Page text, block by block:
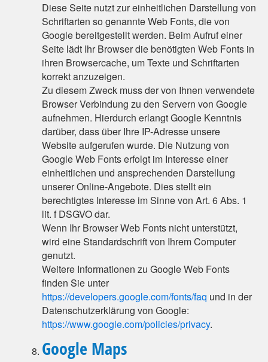
Diese Seite nutzt zur einheitlichen Darstellung von
Schriftarten so genannte Web Fonts, die von
Google bereitgestellt werden. Beim Aufruf einer
Seite lädt Ihr Browser die benötigten Web Fonts in
ihren Browsercache, um Texte und Schriftarten
korrekt anzuzeigen.
Zu diesem Zweck muss der von Ihnen verwendete
Browser Verbindung zu den Servern von Google
aufnehmen. Hierdurch erlangt Google Kenntnis
darüber, dass über Ihre IP-Adresse unsere
Website aufgerufen wurde. Die Nutzung von
Google Web Fonts erfolgt im Interesse einer
einheitlichen und ansprechenden Darstellung
unserer Online-Angebote. Dies stellt ein
berechtigtes Interesse im Sinne von Art. 6 Abs. 1
lit. f DSGVO dar.
Wenn Ihr Browser Web Fonts nicht unterstützt,
wird eine Standardschrift von Ihrem Computer
genutzt.
Weitere Informationen zu Google Web Fonts
finden Sie unter
https://developers.google.com/fonts/faq und in der
Datenschutzerklärung von Google:
https://www.google.com/policies/privacy.
Google Maps